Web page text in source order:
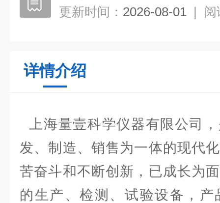
更新时间： 2026-08-01 | 阅
详情介绍
上海量壹科学仪器有限公司
发、制造、销售为一体的现代
苦奋斗和不断创新，已成长为
的生产、检测、试验设备，